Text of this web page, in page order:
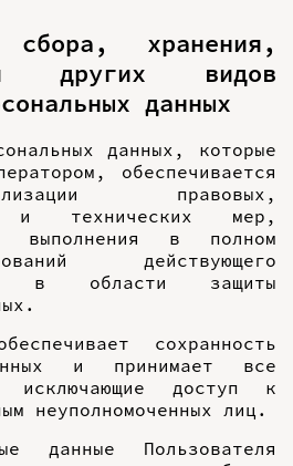
хранения,
других видов
данных
данных, которые
обеспечивается
правовых,
и технических мер,
выполнения в полном
действующего
в области защиты
сохранность
и принимает все
исключающие доступ к
неуполномоченных лиц.
данные Пользователя